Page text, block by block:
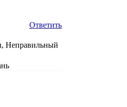
Ответить
Неправильный